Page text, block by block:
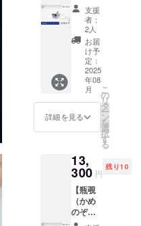
ティのアク
セサリーを
お届けする
ことが出来
ます。Made
in Japanのも
のづくりを
方に。
り）】
あじさ
いリン
グ ■地
金：
SILVER
925（ロ
ジウム
コー
ティン
グ） ■
天然
石：ア
イト
4mm×1
pc
カ
イヤナ
支援
者：
2人
お届
け予
定：
2025
年08
月
詳細を見る
こ
の
リ
タ
ー
ン
を
選
択
す
る
13,
300 円
残り10
【瓶覗
（かめ
のぞ
き）】